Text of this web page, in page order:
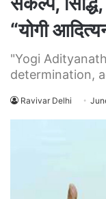
“योगी
"Yogi
determination,
Ravivar Delhi